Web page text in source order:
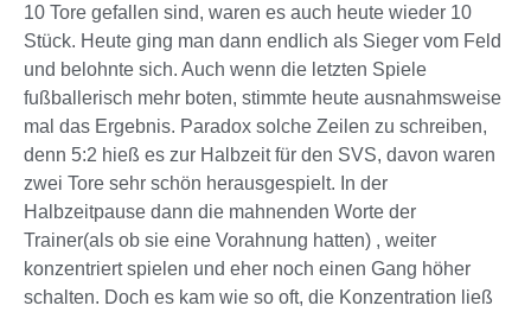
10 Tore gefallen sind, waren es auch heute wieder 10
Stück. Heute ging man dann endlich als Sieger vom Feld
und belohnte sich. Auch wenn die letzten Spiele
fußballerisch mehr boten, stimmte heute ausnahmsweise
mal das Ergebnis. Paradox solche Zeilen zu schreiben,
denn 5:2 hieß es zur Halbzeit für den SVS, davon waren
zwei Tore sehr schön herausgespielt. In der
Halbzeitpause dann die mahnenden Worte der
Trainer(als ob sie eine Vorahnung hatten) , weiter
konzentriert spielen und eher noch einen Gang höher
schalten. Doch es kam wie so oft, die Konzentration ließ